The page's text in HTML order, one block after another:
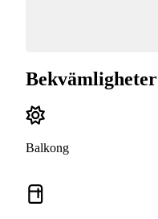
Bekvämligheter
Balkong